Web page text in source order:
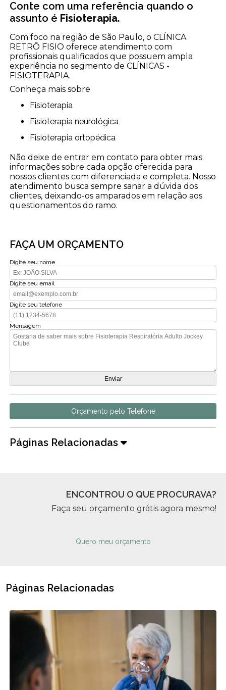
Conte com uma referência quando o
assunto é Fisioterapia.
Com foco na região de São Paulo, o CLÍNICA
RETRÔ FISIO oferece atendimento com
profissionais qualificados que possuem ampla
experiência no segmento de CLÍNICAS -
FISIOTERAPIA.
Conheça mais sobre
Fisioterapia
Fisioterapia neurológica
Fisioterapia ortopédica
Não deixe de entrar em contato para obter mais
informações sobre cada opção oferecida para
nossos clientes com diferenciada e completa. Nosso
atendimento busca sempre sanar a dúvida dos
clientes, deixando-os amparados em relação aos
questionamentos do ramo.
FAÇA UM ORÇAMENTO
Digite seu nome
Digite seu email
Digite seu telefone
Mensagem
Orçamento pelo Telefone
Páginas Relacionadas
ENCONTROU O QUE PROCURAVA?
Faça seu orçamento grátis agora mesmo!
Quero meu orçamento
Páginas Relacionadas